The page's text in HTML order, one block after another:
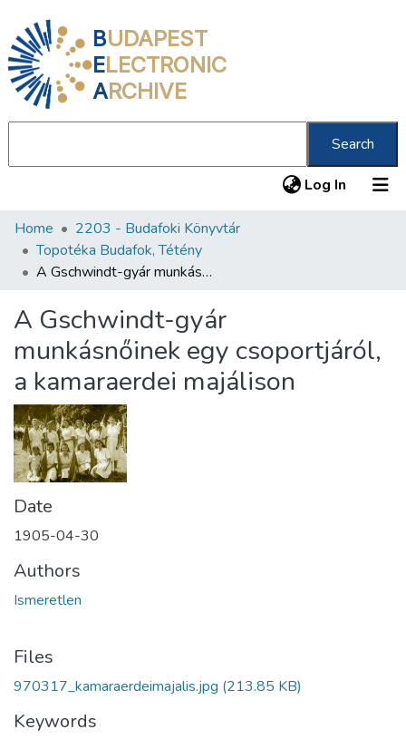
BUDAPEST
ELECTRONIC
ARCHIVE
Search
Log In (current)
Communities & Collections
All of DSpace
About us
Home
2203 - Budafoki Könyvtár
Topotéka Budafok, Tétény
A Gschwindt-gyár munkásnőinek egy csoportjáról, a kamaraerdei majálison
A Gschwindt-gyár
munkásnőinek egy csoportjáról,
a kamaraerdei majálison
Date
1905-04-30
Authors
Ismeretlen
Files
970317_kamaraerdeimajalis.jpg (213.85 KB)
Keywords